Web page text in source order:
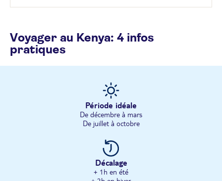
Voyager au Kenya: 4 infos
pratiques
Période idéale
De décembre à mars
De juillet à octobre
Décalage
+ 1h en été